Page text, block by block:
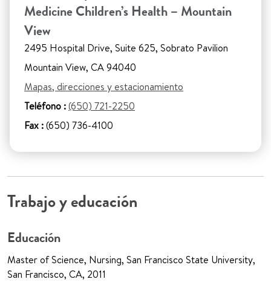
Medicine Children’s Health – Mountain
View
2495 Hospital Drive, Suite 625, Sobrato Pavilion
Mountain View, CA 94040
Mapas, direcciones y estacionamiento
Teléfono :(650) 721-2250
Fax :(650) 736-4100
Trabajo y educación
Educación
Master of Science, Nursing, San Francisco State University,
San Francisco, CA, 2011